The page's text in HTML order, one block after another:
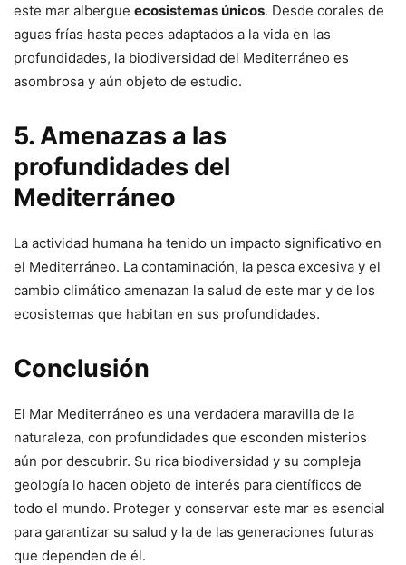
este mar albergue ecosistemas únicos. Desde corales de
aguas frías hasta peces adaptados a la vida en las
profundidades, la biodiversidad del Mediterráneo es
asombrosa y aún objeto de estudio.
5. Amenazas a las
profundidades del
Mediterráneo
La actividad humana ha tenido un impacto significativo en
el Mediterráneo. La contaminación, la pesca excesiva y el
cambio climático amenazan la salud de este mar y de los
ecosistemas que habitan en sus profundidades.
Conclusión
El Mar Mediterráneo es una verdadera maravilla de la
naturaleza, con profundidades que esconden misterios
aún por descubrir. Su rica biodiversidad y su compleja
geología lo hacen objeto de interés para científicos de
todo el mundo. Proteger y conservar este mar es esencial
para garantizar su salud y la de las generaciones futuras
que dependen de él.